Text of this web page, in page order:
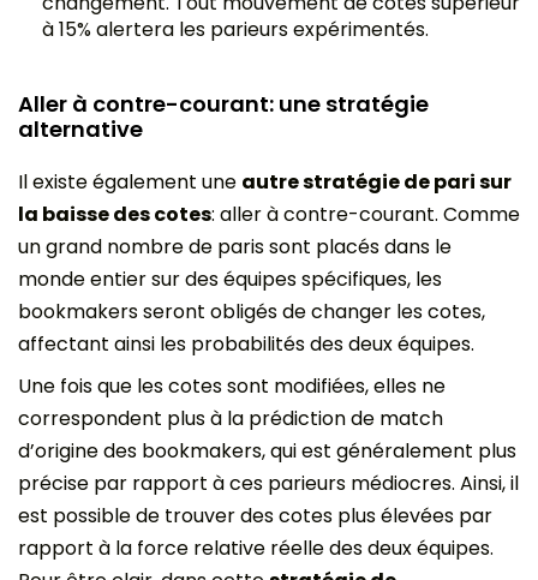
à 15% alertera les parieurs expérimentés.
Aller à contre-courant: une stratégie
alternative
Il existe également une autre stratégie de pari sur
la baisse des cotes: aller à contre-courant. Comme
un grand nombre de paris sont placés dans le
monde entier sur des équipes spécifiques, les
bookmakers seront obligés de changer les cotes,
affectant ainsi les probabilités des deux équipes.
Une fois que les cotes sont modifiées, elles ne
correspondent plus à la prédiction de match
d’origine des bookmakers, qui est généralement plus
précise par rapport à ces parieurs médiocres. Ainsi, il
est possible de trouver des cotes plus élevées par
rapport à la force relative réelle des deux équipes.